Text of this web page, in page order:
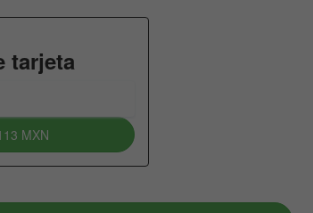
tarjeta
MXN